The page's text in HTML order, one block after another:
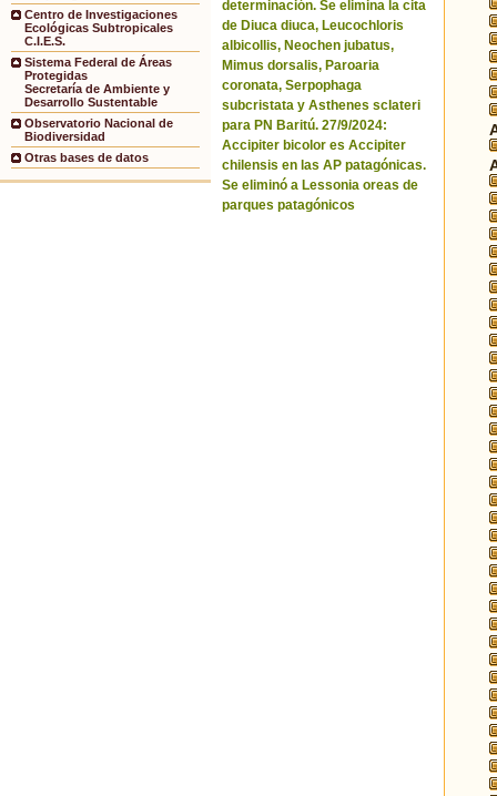
Centro de Investigaciones
Ecológicas Subtropicales
C.I.E.S.
Sistema Federal de Áreas
Protegidas
Secretaría de Ambiente y
Desarrollo Sustentable
Observatorio Nacional de
Biodiversidad
Otras bases de datos
determinación. Se elimina la cita
de Diuca diuca, Leucochloris
albicollis, Neochen jubatus,
Mimus dorsalis, Paroaria
coronata, Serpophaga
subcristata y Asthenes sclateri
para PN Baritú. 27/9/2024:
Accipiter bicolor es Accipiter
chilensis en las AP patagónicas.
Se eliminó a Lessonia oreas de
parques patagónicos